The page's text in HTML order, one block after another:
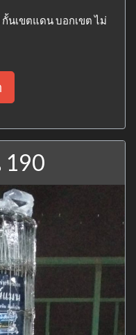
นเขตแดน บอกเขต ไม่